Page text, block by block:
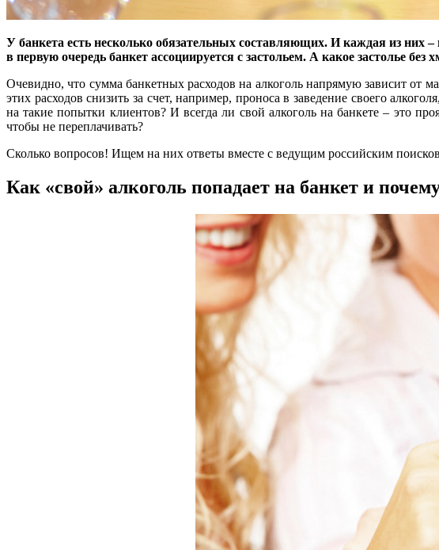
У банкета есть несколько обязательных составляющих. И каждая из них
в первую очередь банкет ассоциируется с застольем. А какое застолье
Очевидно, что сумма банкетных расходов на алкоголь напрямую зависит от
этих расходов снизить за счет, например, проноса в заведение своего
на такие попытки клиентов? И всегда ли свой алкоголь на банкете – это
чтобы не переплачивать?
Сколько вопросов! Ищем на них ответы вместе с ведущим российским
Как «свой» алкоголь попадает на банкет и